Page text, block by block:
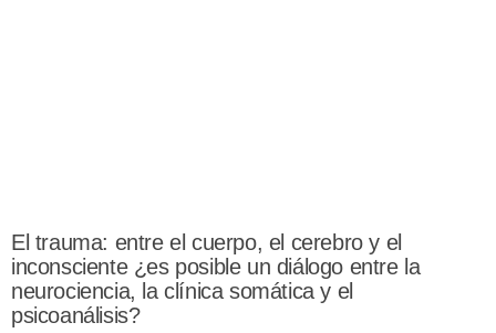
El trauma: entre el cuerpo, el cerebro y el
inconsciente ¿es posible un diálogo entre la
neurociencia, la clínica somática y el
psicoanálisis?